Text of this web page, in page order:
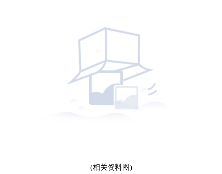
(相关资料图)